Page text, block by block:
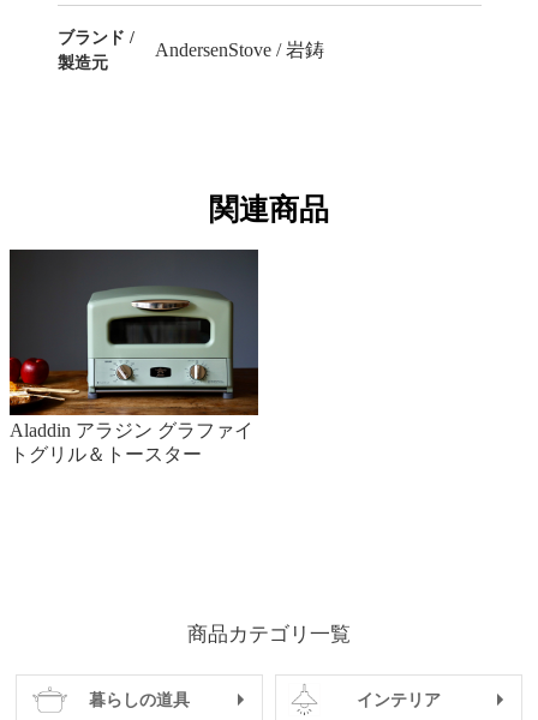
ブランド /
製造元
AndersenStove / 岩鋳
関連商品
Aladdin アラジン グラファイ
トグリル＆トースター
商品カテゴリ一覧
暮らしの道具 インテリア